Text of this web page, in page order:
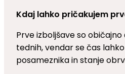
Kdaj lahko pričakujem
Prve izboljšave so
tednih, vendar se čas
posameznika in stanje